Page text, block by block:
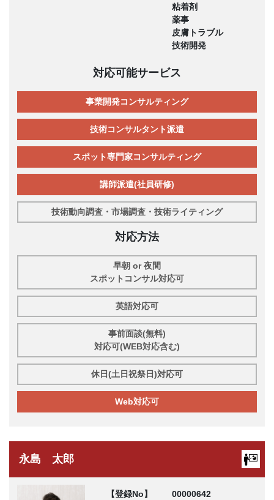
粘着剤
薬事
皮膚トラブル
技術開発
対応可能サービス
事業開発コンサルティング
技術コンサルタント派遣
スポット専門家コンサルティング
講師派遣(社員研修)
技術動向調査・市場調査・技術ライティング
対応方法
早朝 or 夜間
スポットコンサル対応可
英語対応可
事前面談(無料)
対応可(WEB対応含む)
休日(土日祝祭日)対応可
Web対応可
永島 太郎
【登録No】
00000642